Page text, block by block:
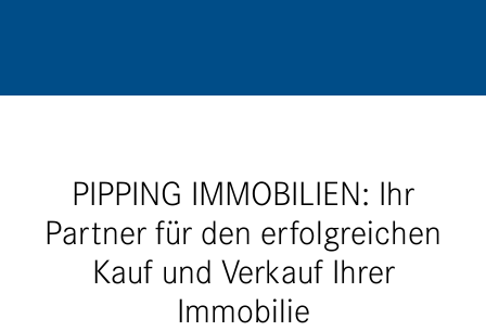
PIPPING IMMOBILIEN: Ihr
Partner für den erfolgreichen
Kauf und Verkauf Ihrer
Immobilie